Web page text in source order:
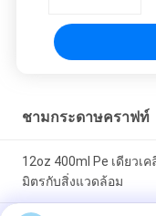
ชามกระดาษคราฟท์
12oz 400ml Pe เดียว
มิตรกับสิ่งแวดล้อม